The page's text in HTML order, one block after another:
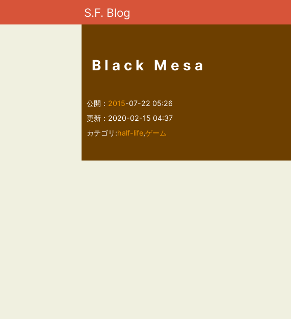
S.F. Blog
Black Mesa
公開： 2015-07-22 05:26
更新：2020-02-15 04:37
カテゴリ:half-life,ゲーム